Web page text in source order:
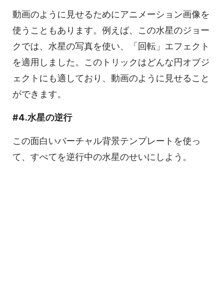
動画のように見せるためにアニメーション画像を
使うこともあります。例えば、この水星のジョー
クでは、水星の写真を使い、「回転」エフェクト
を適用しました。このトリックはどんな円オブジ
ェクトにも適しており、動画のように見せること
ができます。
#4.水星の逆行
この面白いバーチャル背景テンプレートを使っ
て、すべてを逆行中の水星のせいにしよう。